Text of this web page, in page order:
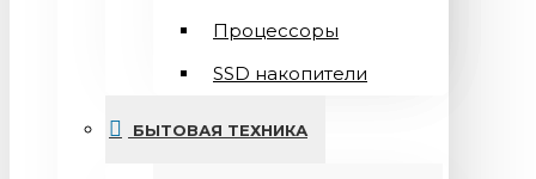
Процессоры
SSD накопители
БЫТОВАЯ ТЕХНИКА